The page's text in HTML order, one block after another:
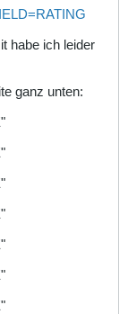
habe ich leider
ganz unten: